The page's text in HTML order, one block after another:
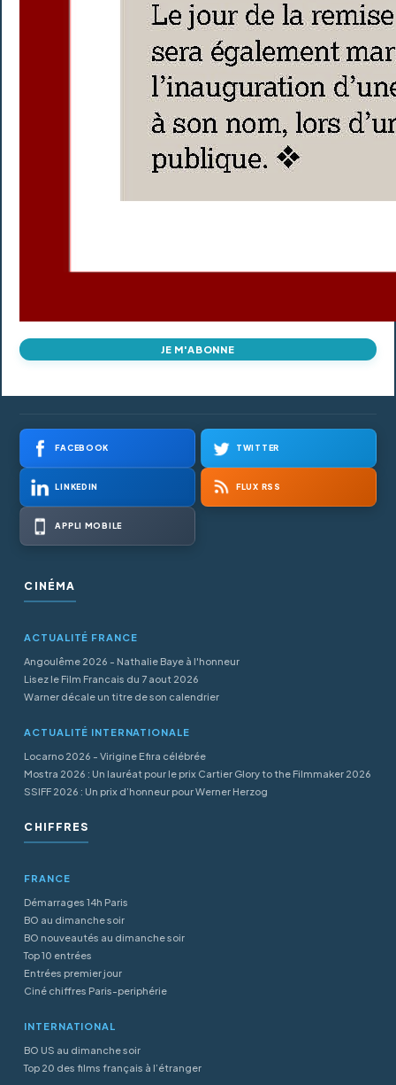
JE M'ABONNE
FACEBOOK TWITTER
LINKEDIN FLUX RSS
APPLI MOBILE
CINÉMA
ACTUALITÉ FRANCE
Angoulême 2026 - Nathalie Baye à l'honneur
Lisez le Film Francais du 7 aout 2026
Warner décale un titre de son calendrier
ACTUALITÉ INTERNATIONALE
Locarno 2026 - Virigine Efira célébrée
Mostra 2026 : Un lauréat pour le prix Cartier Glory to the Filmmaker 2026
SSIFF 2026 : Un prix d’honneur pour Werner Herzog
CHIFFRES
FRANCE
Démarrages 14h Paris
BO au dimanche soir
BO nouveautés au dimanche soir
Top 10 entrées
Entrées premier jour
Ciné chiffres Paris-periphérie
INTERNATIONAL
BO US au dimanche soir
Top 20 des films français à l’étranger